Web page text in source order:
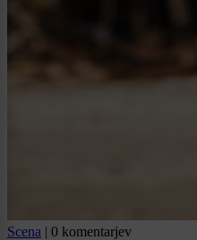
Scena | 0 komentarjev